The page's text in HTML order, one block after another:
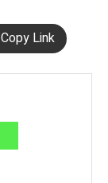
Copy Link